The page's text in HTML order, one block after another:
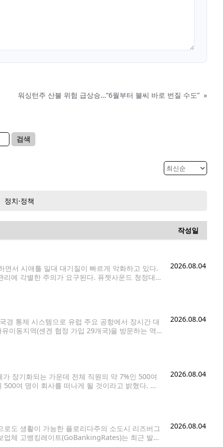
워싱턴주 산불 위험 급상승…“6월부터 불씨 바로 번질 수도” »
검색
정치·정책
작성일
서 시애틀 일대 대기질이 빠르게 악화하고 있다.
에 각별한 주의가 요구된다. 퓨젯사운드 청정대
2026.08.04
통제 시스템으로 유럽 주요 공항에서 장시간 대
이동지역(셴겐 협정 가입 29개국)을 방문하는 역
2026.08.04
장기화되는 가운데 전체 직원의 약 7%인 500여
여 명이 회사를 떠나게 될 것이라고 밝혔다. 회
2026.08.04
도 생활이 가능한 플로리다주의 소도시 리즈버그
체 고뱅킹레이트(GoBankingRates)는 최근 발표
2026.08.04